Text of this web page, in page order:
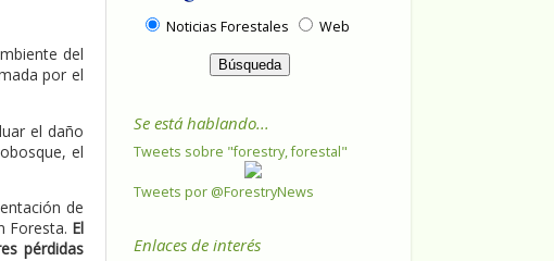
del
por el
el daño
el
de
Foresta. El
pérdidas
Noticias Forestales Web
Se está hablando...
Tweets sobre "forestry, forestal"
Tweets por @ForestryNews
Enlaces de interés